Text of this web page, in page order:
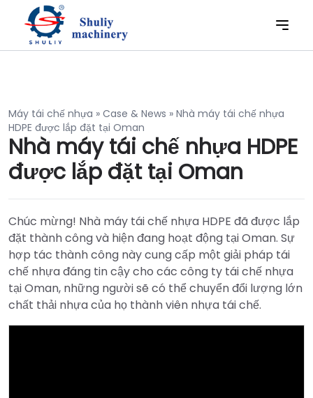
Máy tái chế nhựa » Case & News » Nhà máy tái chế nhựa
HDPE được lắp đặt tại Oman
Nhà máy tái chế nhựa HDPE
được lắp đặt tại Oman
Chúc mừng! Nhà máy tái chế nhựa HDPE đã được lắp
đặt thành công và hiện đang hoạt động tại Oman. Sự
hợp tác thành công này cung cấp một giải pháp tái
chế nhựa đáng tin cậy cho các công ty tái chế nhựa
tại Oman, những người sẽ có thể chuyển đổi lượng lớn
chất thải nhựa của họ thành viên nhựa tái chế.